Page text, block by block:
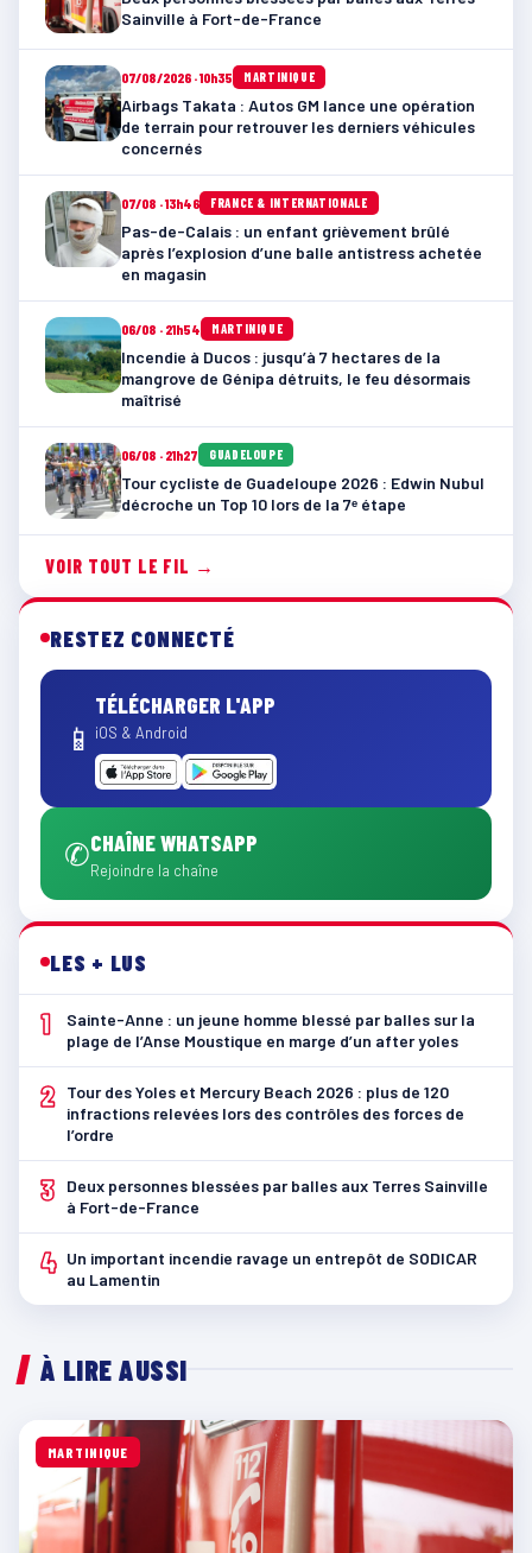
Sainville à Fort-de-France
07/08/2026 · 10h35 MARTINIQUE
Airbags Takata : Autos GM lance une opération
de terrain pour retrouver les derniers véhicules
concernés
07/08 · 13h46 FRANCE & INTERNATIONALE
Pas-de-Calais : un enfant grièvement brûlé
après l’explosion d’une balle antistress achetée
en magasin
06/08 · 21h54 MARTINIQUE
Incendie à Ducos : jusqu’à 7 hectares de la
mangrove de Génipa détruits, le feu désormais
maîtrisé
06/08 · 21h27 GUADELOUPE
Tour cycliste de Guadeloupe 2026 : Edwin Nubul
décroche un Top 10 lors de la 7ᵉ étape
VOIR TOUT LE FIL →
RESTEZ CONNECTÉ
📱
TÉLÉCHARGER L'APP
iOS & Android
✆CHAÎNE WHATSAPP
Rejoindre la chaîne
LES + LUS
1
Sainte-Anne : un jeune homme blessé par balles sur la
plage de l’Anse Moustique en marge d’un after yoles
2
Tour des Yoles et Mercury Beach 2026 : plus de 120
infractions relevées lors des contrôles des forces de
l’ordre
3
Deux personnes blessées par balles aux Terres Sainville
à Fort-de-France
4 Un important incendie ravage un entrepôt de SODICAR
au Lamentin
À LIRE AUSSI
MARTINIQUE